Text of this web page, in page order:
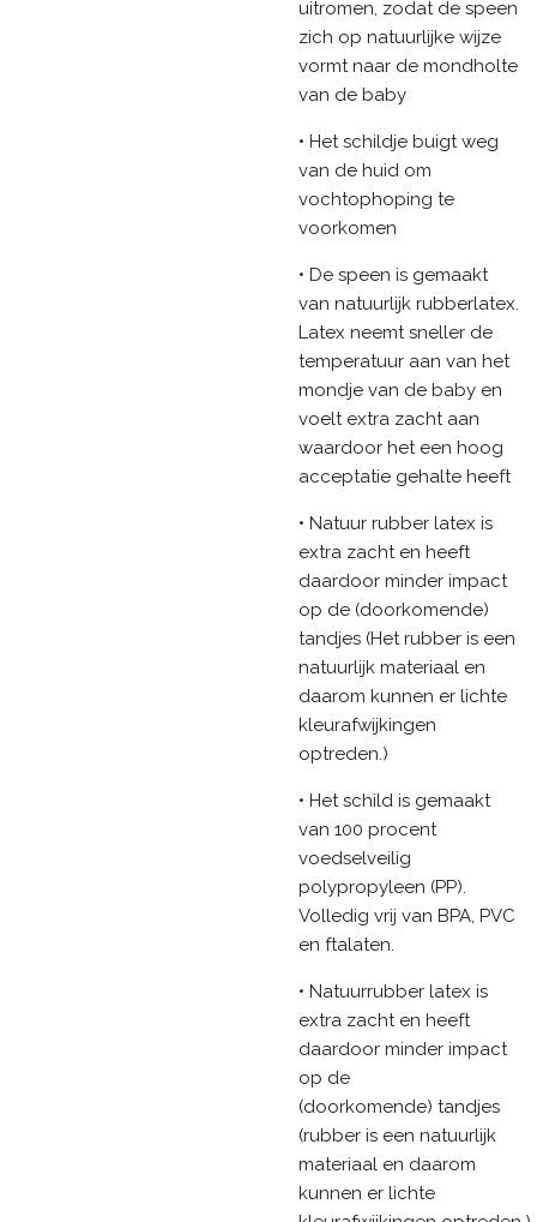
uitromen, zodat de speen
zich op natuurlijke wijze
vormt naar de mondholte
van de baby
• Het schildje buigt weg
van de huid om
vochtophoping te
voorkomen
• De speen is gemaakt
van natuurlijk rubberlatex.
Latex neemt sneller de
temperatuur aan van het
mondje van de baby en
voelt extra zacht aan
waardoor het een hoog
acceptatie gehalte heeft
• Natuur rubber latex is
extra zacht en heeft
daardoor minder impact
op de (doorkomende)
tandjes (Het rubber is een
natuurlijk materiaal en
daarom kunnen er lichte
kleurafwijkingen
optreden.)
• Het schild is gemaakt
van 100 procent
voedselveilig
polypropyleen (PP).
Volledig vrij van BPA, PVC
en ftalaten.
• Natuurrubber latex is
extra zacht en heeft
daardoor minder impact
op de
(doorkomende) tandjes
(rubber is een natuurlijk
materiaal en daarom
kunnen er lichte